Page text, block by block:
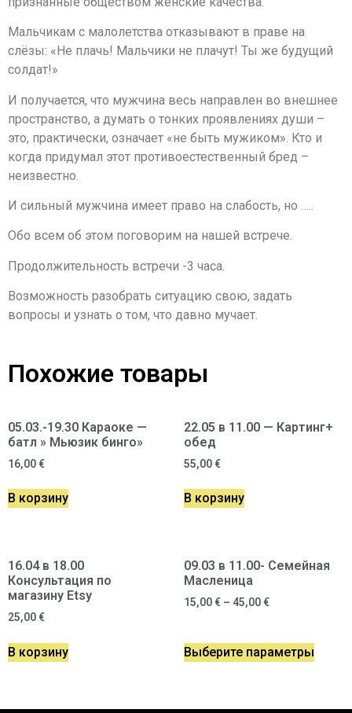
Мальчикам с малолетства отказывают в праве на
слёзы: «Не плачь! Мальчики не плачут! Ты же будущий
солдат!»
И получается, что мужчина весь направлен во внешнее
пространство, а думать о тонких проявлениях души –
это, практически, означает «не быть мужиком». Кто и
когда придумал этот противоестественный бред –
неизвестно.
И сильный мужчина имеет право на слабость, но …..
Обо всем об этом поговорим на нашей встрече.
Продолжительность встречи -3 часа.
Возможность разобрать ситуацию свою, задать
вопросы и узнать о том, что давно мучает.
Похожие товары
05.03.-19.30 Караоке —
батл » Мьюзик бинго»
16,00€
В корзину
22.05 в 11.00 — Картинг+
обед
55,00€
В корзину
16.04 в 18.00
Консультация по
магазину Etsy
25,00€
В корзину
09.03 в 11.00- Семейная
Масленица
15,00€ – 45,00€
Выберите параметры